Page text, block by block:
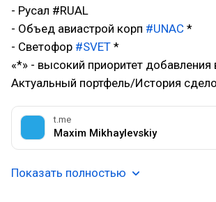
- Русал #RUAL
- Объед авиастрой корп #UNAC *
- Светофор #SVET *
«*» - высокий приоритет добавления
Актуальный портфель/История
t.me
Maxim Mikhaylevskiy
Показать полностью